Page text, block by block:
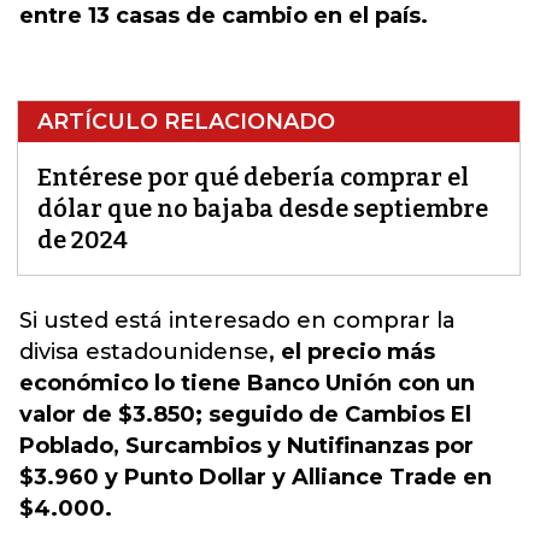
entre 13 casas de cambio en el país.
ARTÍCULO RELACIONADO
Entérese por qué debería comprar el
dólar que no bajaba desde septiembre
de 2024
Si usted está interesado en comprar la
divisa estadounidense, el precio más
económico lo tiene Banco Unión con un
valor de $3.850; seguido de Cambios El
Poblado, Surcambios y Nutifinanzas por
$3.960 y Punto Dollar y Alliance Trade en
$4.000.